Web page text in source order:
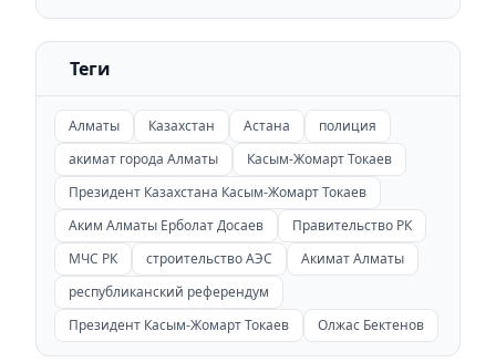
Теги
Алматы Казахстан Астана
полиция
акимат города Алматы
Касым-Жомарт Токаев
Президент Казахстана Касым-Жомарт Токаев
Аким Алматы Ерболат Досаев
Правительство РК
МЧС РК
строительство АЭС
Акимат Алматы
республиканский референдум
Президент Касым-Жомарт Токаев
Олжас Бектенов